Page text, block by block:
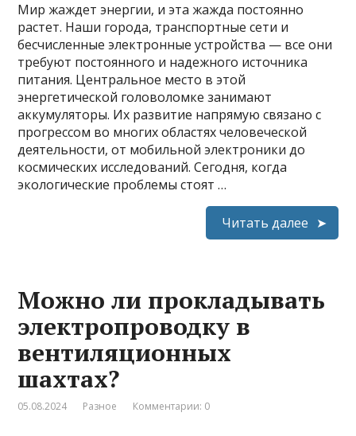
Мир жаждет энергии, и эта жажда постоянно
растет. Наши города, транспортные сети и
бесчисленные электронные устройства — все они
требуют постоянного и надежного источника
питания. Центральное место в этой
энергетической головоломке занимают
аккумуляторы. Их развитие напрямую связано с
прогрессом во многих областях человеческой
деятельности, от мобильной электроники до
космических исследований. Сегодня, когда
экологические проблемы стоят …
Читать далее
Можно ли прокладывать
электропроводку в
вентиляционных
шахтах?
05.08.2024 Разное Комментарии: 0